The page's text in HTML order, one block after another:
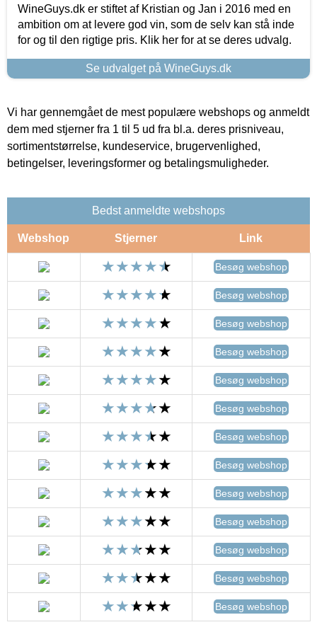
WineGuys.dk er stiftet af Kristian og Jan i 2016 med en
ambition om at levere god vin, som de selv kan stå inde
for og til den rigtige pris. Klik her for at se deres udvalg.
Se udvalget på WineGuys.dk
Vi har gennemgået de mest populære webshops og anmeldt
dem med stjerner fra 1 til 5 ud fra bl.a. deres prisniveau,
sortimentstørrelse, kundeservice, brugervenlighed,
betingelser, leveringsformer og betalingsmuligheder.
Bedst anmeldte webshops
Webshop Stjerner Link
Besøg webshop
Besøg webshop
Besøg webshop
Besøg webshop
Besøg webshop
Besøg webshop
Besøg webshop
Besøg webshop
Besøg webshop
Besøg webshop
Besøg webshop
Besøg webshop
Besøg webshop